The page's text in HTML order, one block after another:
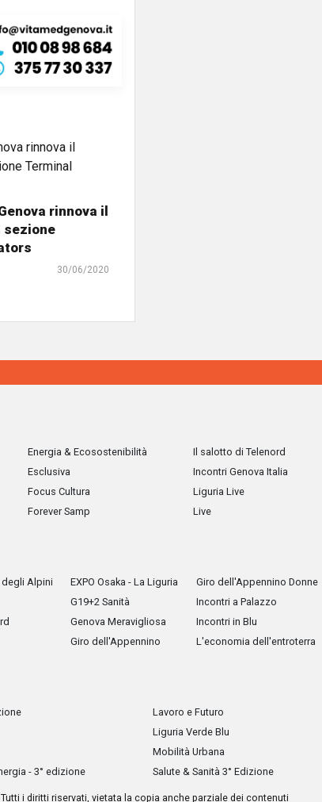
rinnova il
sezione
30/06/2020
Energia & Ecosostenibilità
Esclusiva
Focus Cultura
Forever Samp
Il salotto di Telenord
Incontri Genova Italia
Liguria Live
Live
degli Alpini
EXPO Osaka - La Liguria
G19+2 Sanità
Genova Meravigliosa
Giro dell'Appennino
Giro dell'Appennino Donne
Incontri a Palazzo
Incontri in Blu
L'economia dell'entroterra
- 3° edizione
Lavoro e Futuro
Liguria Verde Blu
Mobilità Urbana
Salute & Sanità 3° Edizione
Tutti i diritti riservati, vietata la copia anche parziale dei contenuti